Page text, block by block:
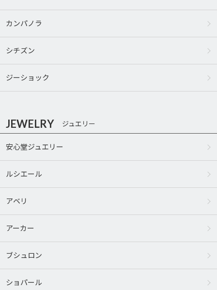
カンパノラ
シチズン
ジーショック
JEWELRY ジュエリー
安心堂ジュエリー
ルシエール
アベリ
アーカー
ブシュロン
ショパール